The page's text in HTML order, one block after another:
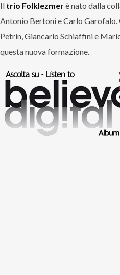
Il trio Folklezmerè nato dalla
Antonio Bertoni e Carlo Garofalo.
Petrin, Giancarlo Schiaffini e
questa nuova formazione.